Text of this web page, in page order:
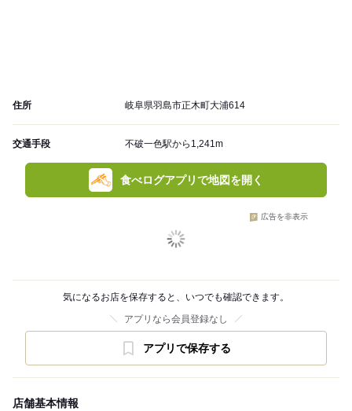
住所 岐阜県羽島市正木町大浦614
交通手段 不破一色駅から1,241m
食べログアプリで地図を開く
広告を非表示
気になるお店を保存すると、いつでも確認できます。
アプリなら会員登録なし
アプリで保存する
店舗基本情報